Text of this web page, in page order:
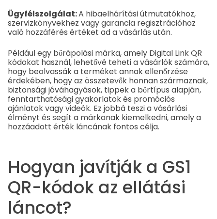
Ügyfélszolgálat:A hibaelhárítási útmutatókhoz,
szervizkönyvekhez vagy garancia regisztrációhoz
való hozzáférés értéket ad a vásárlás után.
Például egy bőrápolási márka, amely Digital Link QR
kódokat használ, lehetővé teheti a vásárlók számára,
hogy beolvassák a terméket annak ellenőrzése
érdekében, hogy az összetevők honnan származnak,
biztonsági jóváhagyások, tippek a bőrtípus alapján,
fenntarthatósági gyakorlatok és promóciós
ajánlatok vagy videók. Ez jobbá teszi a vásárlási
élményt és segít a márkanak kiemelkedni, amely a
hozzáadott érték láncának fontos célja.
Hogyan javítják a GS1
QR-kódok az ellátási
láncot?